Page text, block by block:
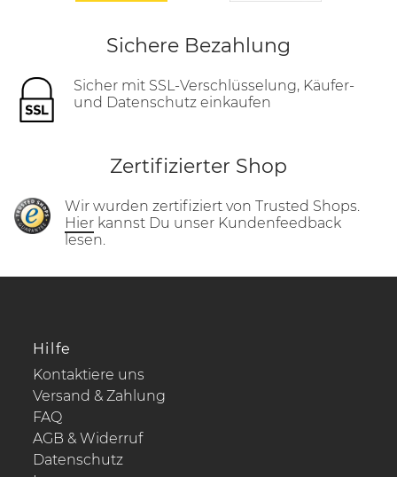
Sichere Bezahlung
Sicher mit SSL-Verschlüsselung, Käufer-
und Datenschutz einkaufen
Zertifizierter Shop
Wir wurden zertifiziert von Trusted Shops.
Hier kannst Du unser Kundenfeedback
lesen.
Hilfe
Kontaktiere uns
Versand & Zahlung
FAQ
AGB & Widerruf
Datenschutz